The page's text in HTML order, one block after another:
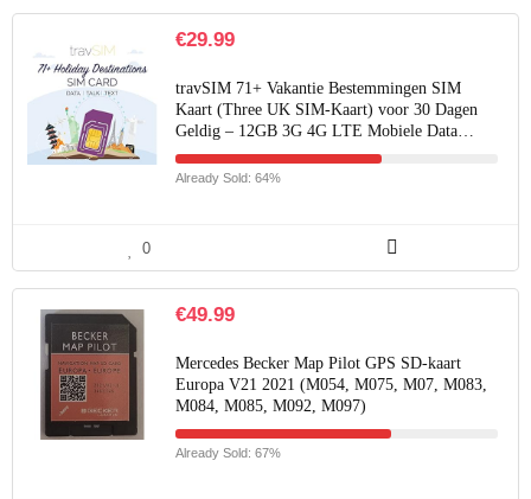
€29.99
travSIM 71+ Vakantie Bestemmingen SIM
Kaart (Three UK SIM-Kaart) voor 30 Dagen
Geldig – 12GB 3G 4G LTE Mobiele Data…
Already Sold: 64%
0
€49.99
Mercedes Becker Map Pilot GPS SD-kaart
Europa V21 2021 (M054, M075, M07, M083,
M084, M085, M092, M097)
Already Sold: 67%